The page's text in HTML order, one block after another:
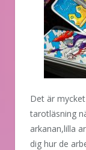
Det är
tarotläsning
arkanan,lilla
dig hur de